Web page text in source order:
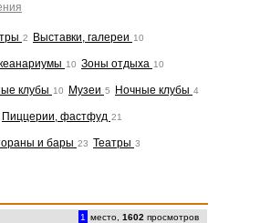
2 Выставки, галереи 10
10 Зоны отдыха 10
клубы 10 Музеи 5 Ночные клубы 4
Пиццерии, фастфуд 21
и бары 23 Театры 3
1 место, 1602 просмотров